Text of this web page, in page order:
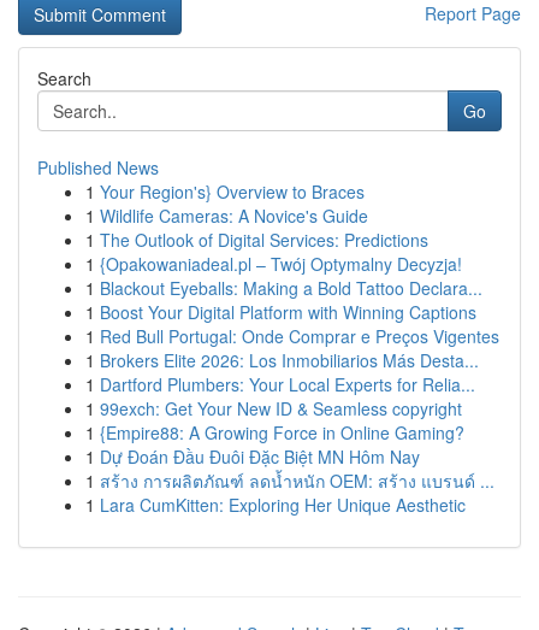
Report Page
Search
Go
Published News
1 Your Region's} Overview to Braces
1 Wildlife Cameras: A Novice's Guide
1 The Outlook of Digital Services: Predictions
1 {Opakowaniadeal.pl – Twój Optymalny Decyzja!
1 Blackout Eyeballs: Making a Bold Tattoo Declara...
1 Boost Your Digital Platform with Winning Captions
1 Red Bull Portugal: Onde Comprar e Preços Vigentes
1 Brokers Elite 2026: Los Inmobiliarios Más Desta...
1 Dartford Plumbers: Your Local Experts for Relia...
1 99exch: Get Your New ID & Seamless copyright
1 {Empire88: A Growing Force in Online Gaming?
1 Dự Đoán Đầu Đuôi Đặc Biệt MN Hôm Nay
1 สร้าง การผลิตภัณฑ์ ลดน้ำหนัก OEM: สร้าง แบรนด์ ...
1 Lara CumKitten: Exploring Her Unique Aesthetic